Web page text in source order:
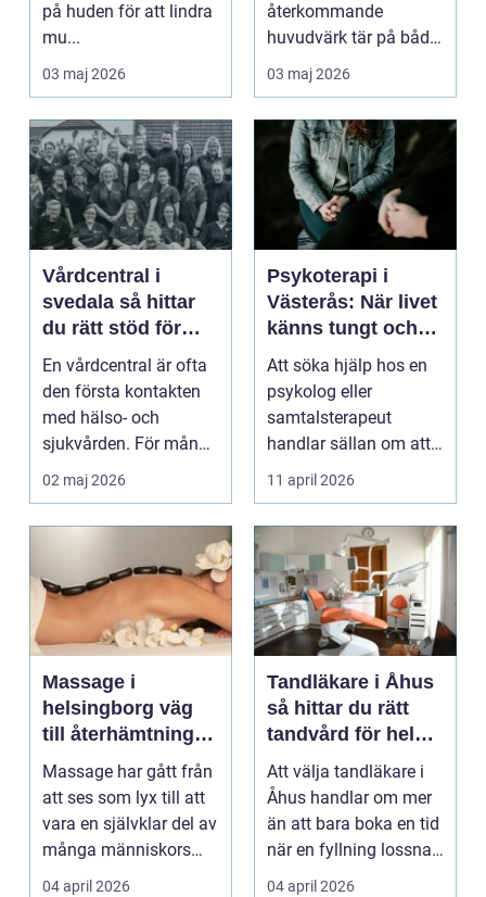
på huden för att lindra
mu...
03 maj 2026
återkommande
huvudvärk tär på både
ork och humör. Många
går länge ...
03 maj 2026
Vårdcentral i
svedala så hittar
du rätt stöd för
hela familjen
En vårdcentral är ofta
den första kontakten
med hälso- och
sjukvården. För många
i Svedala handlar v...
02 maj 2026
Psykoterapi i
Västerås: När livet
känns tungt och
du behöver prata
med någon
Att söka hjälp hos en
psykolog eller
samtalsterapeut
handlar sällan om att
vara svag....
11 april 2026
Massage i
helsingborg väg
till återhämtning
och hållbar hälsa
Massage har gått från
att ses som lyx till att
vara en självklar del av
många människors
friskvård. ...
04 april 2026
Tandläkare i Åhus
så hittar du rätt
tandvård för hela
familjen
Att välja tandläkare i
Åhus handlar om mer
än att bara boka en tid
när en fyllning lossnar
eller en ...
04 april 2026